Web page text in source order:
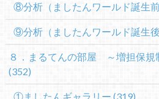
⑧分析（ましたんワールド誕生前
⑨分析（ましたんワールド誕生後
８．まるてんの部屋 ～増担保規
(352)
①ましたんギャラリー (319)